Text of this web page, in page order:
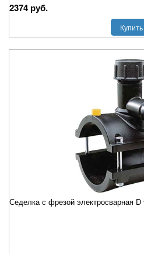
2374 руб.
Купить
Седелка с фрезой электросварная D